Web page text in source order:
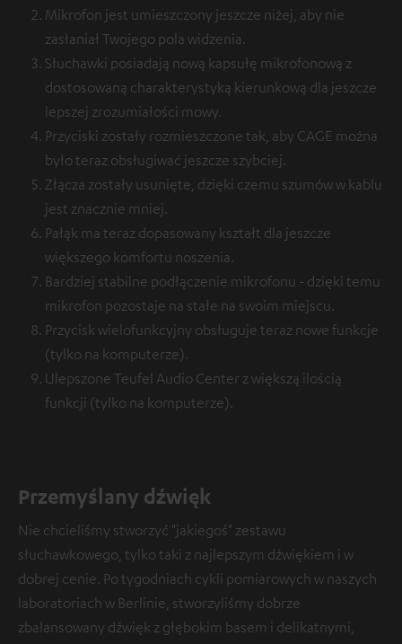
Mikrofon jest umieszczony jeszcze niżej, aby nie
zasłaniał Twojego pola widzenia.
Słuchawki posiadają nową kapsułę mikrofonową z
dostosowaną charakterystyką kierunkową dla jeszcze
lepszej zrozumiałości mowy.
Przyciski zostały rozmieszczone tak, aby CAGE można
było teraz obsługiwać jeszcze szybciej.
Złącza zostały usunięte, dzięki czemu szumów w kablu
jest znacznie mniej.
Pałąk ma teraz dopasowany kształt dla jeszcze
większego komfortu noszenia.
Bardziej stabilne podłączenie mikrofonu - dzięki temu
mikrofon pozostaje na stałe na swoim miejscu.
Przycisk wielofunkcyjny obsługuje teraz nowe funkcje
(tylko na komputerze).
Ulepszone Teufel Audio Center z większą ilością
funkcji (tylko na komputerze).
Przemyślany dźwięk
Nie chcieliśmy stworzyć "jakiegoś" zestawu
słuchawkowego, tylko taki z najlepszym dźwiękiem i w
dobrej cenie. Po tygodniach cykli pomiarowych w naszych
laboratoriach w Berlinie, stworzyliśmy dobrze
zbalansowany dźwięk z głębokim basem i delikatnymi,